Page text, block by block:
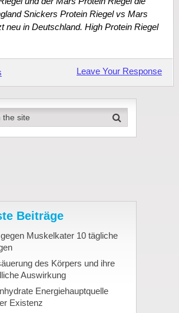
Snickers Protein Riegel vs Mars
neu in Deutschland. High Protein Riegel
Leave Your Response
Beiträge
Muskelkater 10 tägliche
des Körpers und ihre
Auswirkung
Energiehauptquelle
Existenz